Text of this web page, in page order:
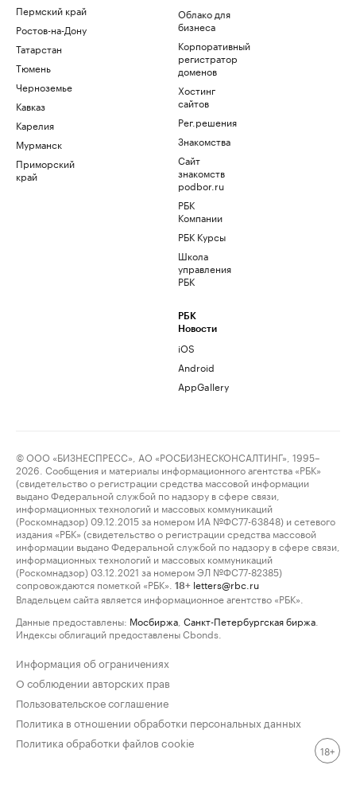
Пермский край
Ростов-на-Дону
Татарстан
Тюмень
Черноземье
Кавказ
Карелия
Мурманск
Приморский
край
Облако для
бизнеса
Корпоративный
регистратор
доменов
Хостинг
сайтов
Рег.решения
Знакомства
Сайт
знакомств
podbor.ru
РБК
Компании
РБК Курсы
Школа
управления
РБК
РБК
Новости
iOS
Android
AppGallery
© ООО «БИЗНЕСПРЕСС», АО «РОСБИЗНЕСКОНСАЛТИНГ», 1995–
2026. Сообщения и материалы информационного агентства «РБК»
(свидетельство о регистрации средства массовой информации
выдано Федеральной службой по надзору в сфере связи,
информационных технологий и массовых коммуникаций
(Роскомнадзор) 09.12.2015 за номером ИА №ФС77-63848) и сетевого
издания «РБК» (свидетельство о регистрации средства массовой
информации выдано Федеральной службой по надзору в сфере связи,
информационных технологий и массовых коммуникаций
(Роскомнадзор) 03.12.2021 за номером ЭЛ №ФС77-82385)
сопровождаются пометкой «РБК».
18+ letters@rbc.ru
Владельцем сайта является информационное агентство «РБК».
Данные предоставлены: Мосбиржа Санкт-Петербургская биржа
Индексы облигаций предоставлены Cbonds.
Информация об ограничениях
О соблюдении авторских прав
Пользовательское соглашение
Политика в отношении обработки персональных данных
Политика обработки файлов cookie
18+